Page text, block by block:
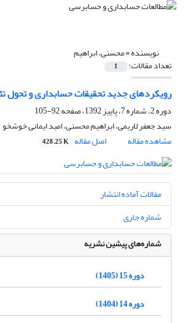
نویسنده =محسنی، ابراهیم
تعداد مقالات: 1
رویکردهای جدید تحقیقات حسابداری و تحول
دوره 2، شماره 7، پاییز 1392، صفحه
92-105
سید جعفر لاریمی، ابراهیم محسنی، امید ایمانی خوشخو
مشاهده مقاله
اصل مقاله 428.25 K
مقالات آماده انتشار
شماره جاری
شماره‌های پیشین نشریه
دوره 15 (1405)
دوره 14 (1404)